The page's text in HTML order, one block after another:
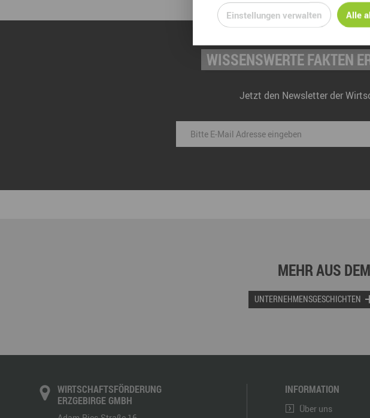
WISSENSWERTE FAKTEN
Jetzt den Newsletter der
MEHR AUS
UNTERNEHMENSGESCHICHTEN
WIRTSCHAFTSFÖRDERUNG
ERZGEBIRGE GMBH
INFORMATION
Über uns
Einstellungen verwalten Alle